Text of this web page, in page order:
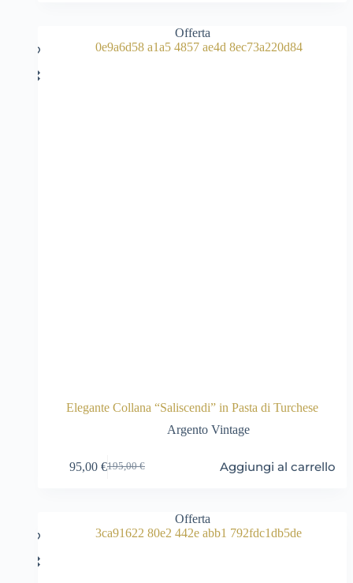
300,00 €.
150,00 €.
Offerta
Elegante Collana “Saliscendi” in Pasta di Turchese
Argento Vintage
195,00€
Il
195,00 €.
95,00 €Il
95,00 €.
Aggiungi al carrello
Offerta